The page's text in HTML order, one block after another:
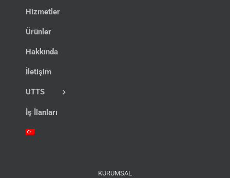
Hizmetler
Ürünler
Hakkında
İletişim
UTTS
İş İlanları
KURUMSAL